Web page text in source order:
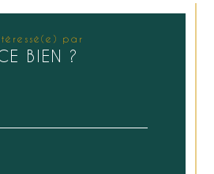
par
BIEN ?